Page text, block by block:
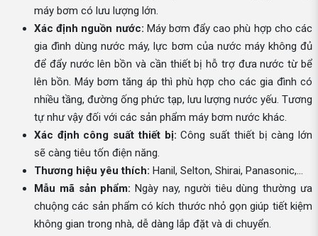
máy bơm có lưu lượng lớn.
Xác định nguồn nước: Máy bơm đẩy cao phù hợp cho các
gia đình dùng nước máy, lực bơm của nước máy không đủ
để đẩy nước lên bồn và cần thiết bị hỗ trợ đưa nước từ bể
lên bồn. Máy bơm tăng áp thì phù hợp cho các gia đình có
nhiều tầng, đường ống phức tạp, lưu lượng nước yếu. Tương
tự như vậy đối với các sản phẩm máy bơm nước khác.
Xác định công suất thiết bị: Công suất thiết bị càng lớn
sẽ càng tiêu tốn điện năng.
Thương hiệu yêu thích: Hanil, Selton, Shirai, Panasonic,...
Mẫu mã sản phẩm: Ngày nay, người tiêu dùng thường ưa
chuộng các sản phẩm có kích thước nhỏ gọn giúp tiết kiệm
không gian trong nhà, dễ dàng lắp đặt và di chuyển.